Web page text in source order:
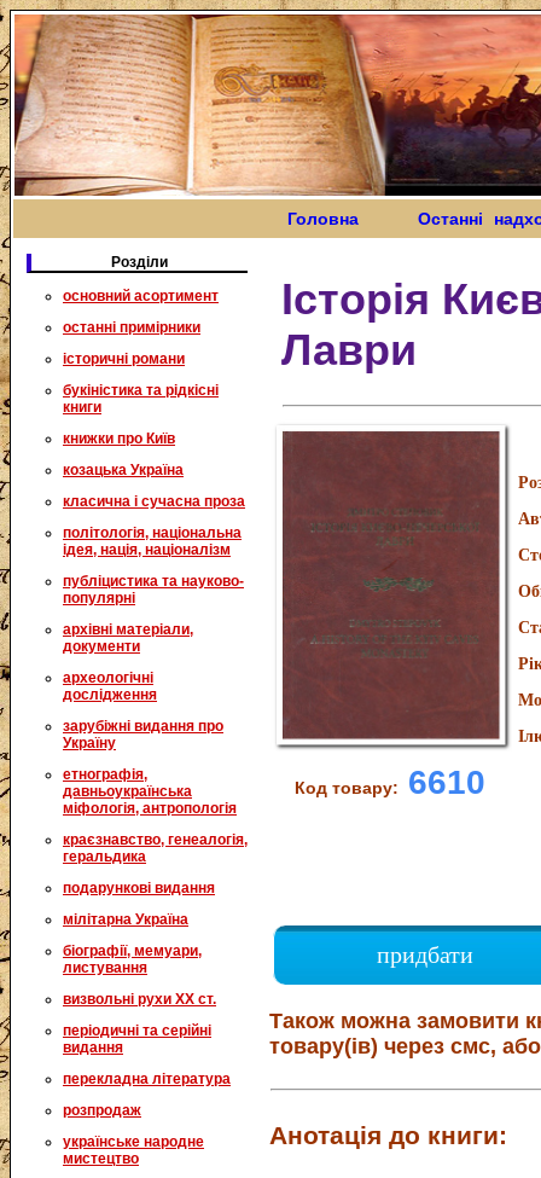
Головна Останні
Розділи
основний асортимент
останні примірники
історичні романи
букіністика та рідкісні
книги
книжки про Київ
козацька Україна
класична і сучасна проза
політологія, національна
ідея, нація, націоналізм
публіцистика та науково-
популярні
архівні матеріали,
документи
археологічні
дослідження
зарубіжні видання про
Україну
етнографія,
давньоукраїнська
міфологія, антропологія
краєзнавство, генеалогія,
геральдика
подарункові видання
мілітарна Україна
біографії, мемуари,
листування
визвольні рухи XX ст.
періодичні та серійні
видання
перекладна література
розпродаж
українське народне
мистецтво
Історія
Лаври
Код товару: 6610
придбати
Також можна замовити
товару(ів) через смс,
Анотація до книги: